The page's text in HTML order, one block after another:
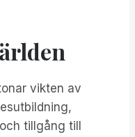
vikten av
tillgång till